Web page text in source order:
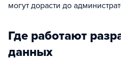
могут дорасти до
Где работают
данных